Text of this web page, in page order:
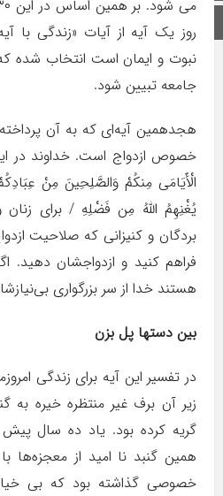
اینستاگرام
روز یک آیه از آیات «زندگی با
نبوت و ایمان است انتخاب شده
جامعه تبیین شود.
خصوص‌ ازدواج است. خداوند در
الْأَیَامَی مِنکُمْ وَالصَّلِحِینَ مِنْ
یُغْنِهِمُ اللَّهُ مِن فَضْلِهِ / برای
بردگان و کنیزانی که صلاحیت
فراهم کنید و ازدواجشان
هستند خدا از سر بزرگواری
بین دستها پل بزن
در تفسیر این آیه برای زندگی
زیر آن برف غیر منتظره خیره
گریه کرده بود. یاد ده سال پیش
همین گنبد نا امید از
خصوصی گذاشته بود که بی